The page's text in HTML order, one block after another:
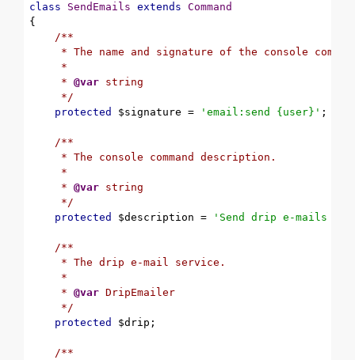
class SendEmails extends Command
{
/**
* The name and signature of the console
     *
     *
@var string
     */
protected
$signature = 'email:send {user}' ;
/**
     * The console command description.
     *
     *
@var string
     */
protected
$description = 'Send drip e-mails to
/**
     * The drip e-mail service.
     *
     *
@var DripEmailer
     */
protected
$drip;
/**